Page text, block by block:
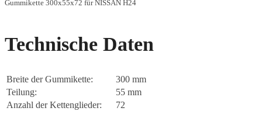
Gummikette 300x55x72 für NISSAN H24
Technische Daten
Breite der Gummikette:
300 mm
Teilung:
55 mm
Anzahl der Kettenglieder:
72